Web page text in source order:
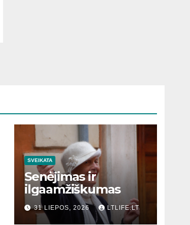
SVEIKATA
Senėjimas ir
ilgaamžiškumas
31 LIEPOS, 2026 LTLIFE.LT